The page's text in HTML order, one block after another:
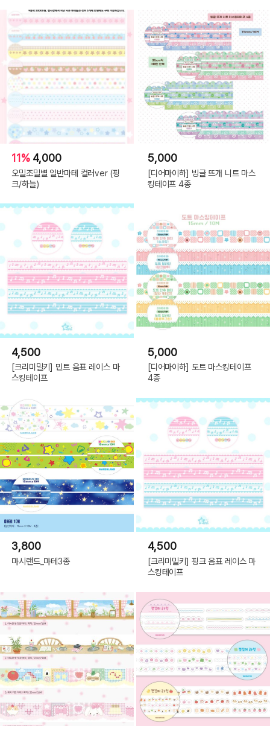
11% 4,000
오밀조밀별 일반마테 컬러ver (핑
크/하늘)
5,000
[디어마이하] 빙글 뜨개 니트 마스
킹테이프 4종
4,500
[크리미밀키] 민트 음표 레이스 마
스킹테이프
5,000
[디어마이하] 도트 마스킹테이프
4종
3,800
마시랜드_마테3종
4,500
[크리미밀키] 핑크 음표 레이스 마
스킹테이프